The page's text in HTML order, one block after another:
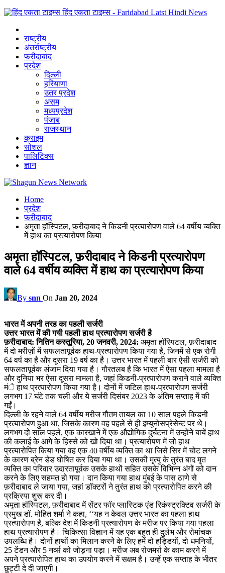
हिंद एकता टाइम्स - Faridabad Latst Hindi News
राष्ट्रीय
अंतर्राष्ट्रीय
फरीदाबाद
प्रदेश
दिल्ली
हरियाणा
उतर प्रदेश
असम
मध्यप्रदेश
पंजाब
राजस्थान
क्राइम
सोशल
पालिटिक्स
ज्ञान
Home
प्रदेश
फरीदाबाद
अमृता हॉस्पिटल, फ़रीदाबाद ने किडनी प्रत्यारोपण वाले 64 वर्षीय व्यक्ति
में हाथ का प्रत्यारोपण किया
अमृता हॉस्पिटल, फ़रीदाबाद ने किडनी प्रत्यारोपण
वाले 64 वर्षीय व्यक्ति में हाथ का प्रत्यारोपण किया
By snn On Jan 20, 2024
भारत में अपनी तरह का पहली सर्जरी
उत्तर भारत में की गयी पहली हाथ प्रत्यारोपण सर्जरी है
फ़रीदाबाद: नितिन कस्तूरिया, 20 जनवरी, 2024: अमृता हॉस्पिटल, फ़रीदाबाद
में दो मरीज़ों में सफलतापूर्वक हाथ-प्रत्यारोपण किया गया है, जिनमें से एक रोगी
64 वर्ष का है और दूसरा 19 वर्ष का हैै। उत्तर भारत में पहली बार ऐसी सर्जरी को
सफलतापूर्वक अंजाम दिया गया है। गौरतलब है कि भारत में ऐसा पहला मामला है
और दुनिया भर ऐसा दूसरा मामला है, जहां किडनी-प्रत्यारोपण कराने वाले व्यक्ति
मंे हाथ प्रत्यारोपण किया गया है। दोनों में जटिल हाथ-प्रत्यारोपण सर्जरी
लगभग 17 घंटे तक चली और ये सर्जरी दिसंबर 2023 के अंतिम सप्ताह में की
गईं।
दिल्ली के रहने वाले 64 वर्षीय मरीज गौतम तायल का 10 साल पहले किडनी
प्रत्यारोपण हुआ था, जिसके कारण वह पहले से ही इम्यूनोसप्रेसेन्ट पर थे।
लगभग दो साल पहले, एक कारखाने में एक औद्योगिक दुर्घटना में उन्होंने बायें हाथ
की कलाई के आगे के हिस्से को खो दिया था। प्रत्यारोपण में जो हाथ
प्रत्यारोपित किया गया वह एक 40 वर्षीय व्यक्ति का था जिसे सिर में चोट लगने
के कारण ब्रेन डेड घोषित कर दिया गया था। उसकी मृत्यु के तुरंत बाद मृत
व्यक्ति का परिवार उदारतापूर्वक उसके हाथों सहित उसके विभिन्न अंगों को दान
करने के लिए सहमत हो गया। दान किया गया हाथ मुंबई के पास ठाणे से
फ़रीदाबाद ले जाया गया, जहां डॉक्टरों ने तुरंत हाथ को प्रत्यारोपित करने की
प्रक्रिया शुरू कर दी।
अमृता हॉस्पिटल, फ़रीदाबाद में सेंटर फॉर प्लास्टिक एंड रिकंस्ट्रक्टिव सर्जरी के
प्रमुख डॉ. मोहित शर्मा ने कहा, ‘‘यह न केवल उत्तर भारत का पहला हाथ
प्रत्यारोपण है, बल्कि देश में किडनी प्रत्यारोपण के मरीज पर किया गया पहला
हाथ प्रत्यारोपण है। चिकित्सा विज्ञान में यह एक बहुत ही दुर्लभ और रोमांचक
उपलब्धि है। दोनों हाथों का मिलान करनेे के लिए हमें दो हड्डियों, दो धमनियों,
25 टेंडन और 5 नर्व्स को जोड़ना पड़ा। मरीज अब रोजमर्रा के काम करने में
अपने प्रत्यारोपित हाथ का उपयोग करने में सक्षम है। उन्हें एक सप्ताह के भीतर
छुट्टी दे दी जाएगी।